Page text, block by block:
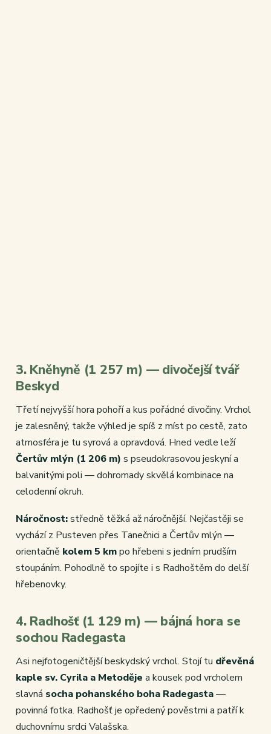
3. Kněhyně (1 257 m) — divočejší tvář
Beskyd
Třetí nejvyšší hora pohoří a kus pořádné divočiny. Vrchol
je zalesněný, takže výhled je spíš z míst po cestě, zato
atmosféra je tu syrová a opravdová. Hned vedle leží
Čertův mlýn (1 206 m) s pseudokrasovou jeskyní a
balvanitými poli — dohromady skvělá kombinace na
celodenní okruh.
Náročnost:středně těžká až náročnější. Nejčastěji se
vychází z Pusteven přes Tanečnici a Čertův mlýn —
orientačně kolem 5 kmpo hřebeni s jedním prudším
stoupáním. Pohodlně to spojíte i s Radhoštěm do delší
hřebenovky.
4. Radhošť (1 129 m) — bájná hora se
sochou Radegasta
Asi nejfotogeničtější beskydský vrchol. Stojí tu dřevěná
kaple sv. Cyrila a Metoděje a kousek pod vrcholem
slavná socha pohanského boha Radegasta—
povinná fotka. Radhošť je opředený pověstmi a patří k
duchovnímu srdci Valašska.